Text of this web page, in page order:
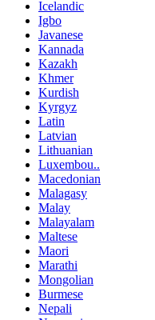
Icelandic
Igbo
Javanese
Kannada
Kazakh
Khmer
Kurdish
Kyrgyz
Latin
Latvian
Lithuanian
Luxembou..
Macedonian
Malagasy
Malay
Malayalam
Maltese
Maori
Marathi
Mongolian
Burmese
Nepali